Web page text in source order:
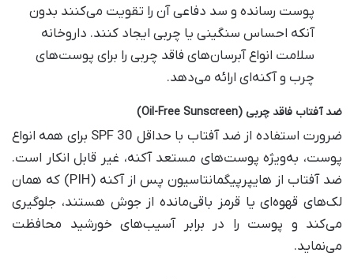
پوست رسانده و سد دفاعی آن را تقویت می‌کنند بدون
آنکه احساس سنگینی یا چربی ایجاد کنند. داروخانه
سلامت انواع آبرسان‌های فاقد چربی را برای پوست‌های
چرب و آکنه‌ای ارائه می‌دهد.
ضد آفتاب فاقد چربی (Oil-Free Sunscreen)
ضرورت استفاده از ضد آفتاب با حداقل SPF 30 برای همه انواع
پوست، به‌ویژه پوست‌های مستعد آکنه، غیر قابل انکار است.
ضد آفتاب از هایپرپیگمانتاسیون پس از آکنه (PIH) که همان
لک‌های قهوه‌ای یا قرمز باقی‌مانده از جوش هستند، جلوگیری
می‌کند و پوست را در برابر آسیب‌های خورشید محافظت
می‌نماید.